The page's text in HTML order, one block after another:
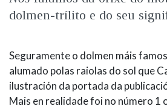
dolmen-trílito e do seu
Seguramente o dolmen máis
alumado polas raiolas do sol que
ilustración da portada da
Mais en realidade foi no número 1